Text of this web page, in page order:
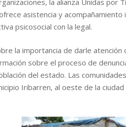
la alianza Unidas por
asistencia y acompañamiento
psicosocial con la legal.
la importancia de darle atención
sobre el proceso de
del estado. Las
Iribarren, al oeste de la ciudad